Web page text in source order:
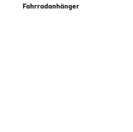
Fahrradanhänger